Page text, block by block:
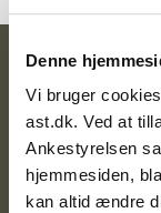
Denne
Vi bruger
ast.dk. Ved at
Ankestyrelsen
hjemmesiden,
kan altid ændre
Postadresse:
Nytorv 7, 2. sal
9000 Aalborg